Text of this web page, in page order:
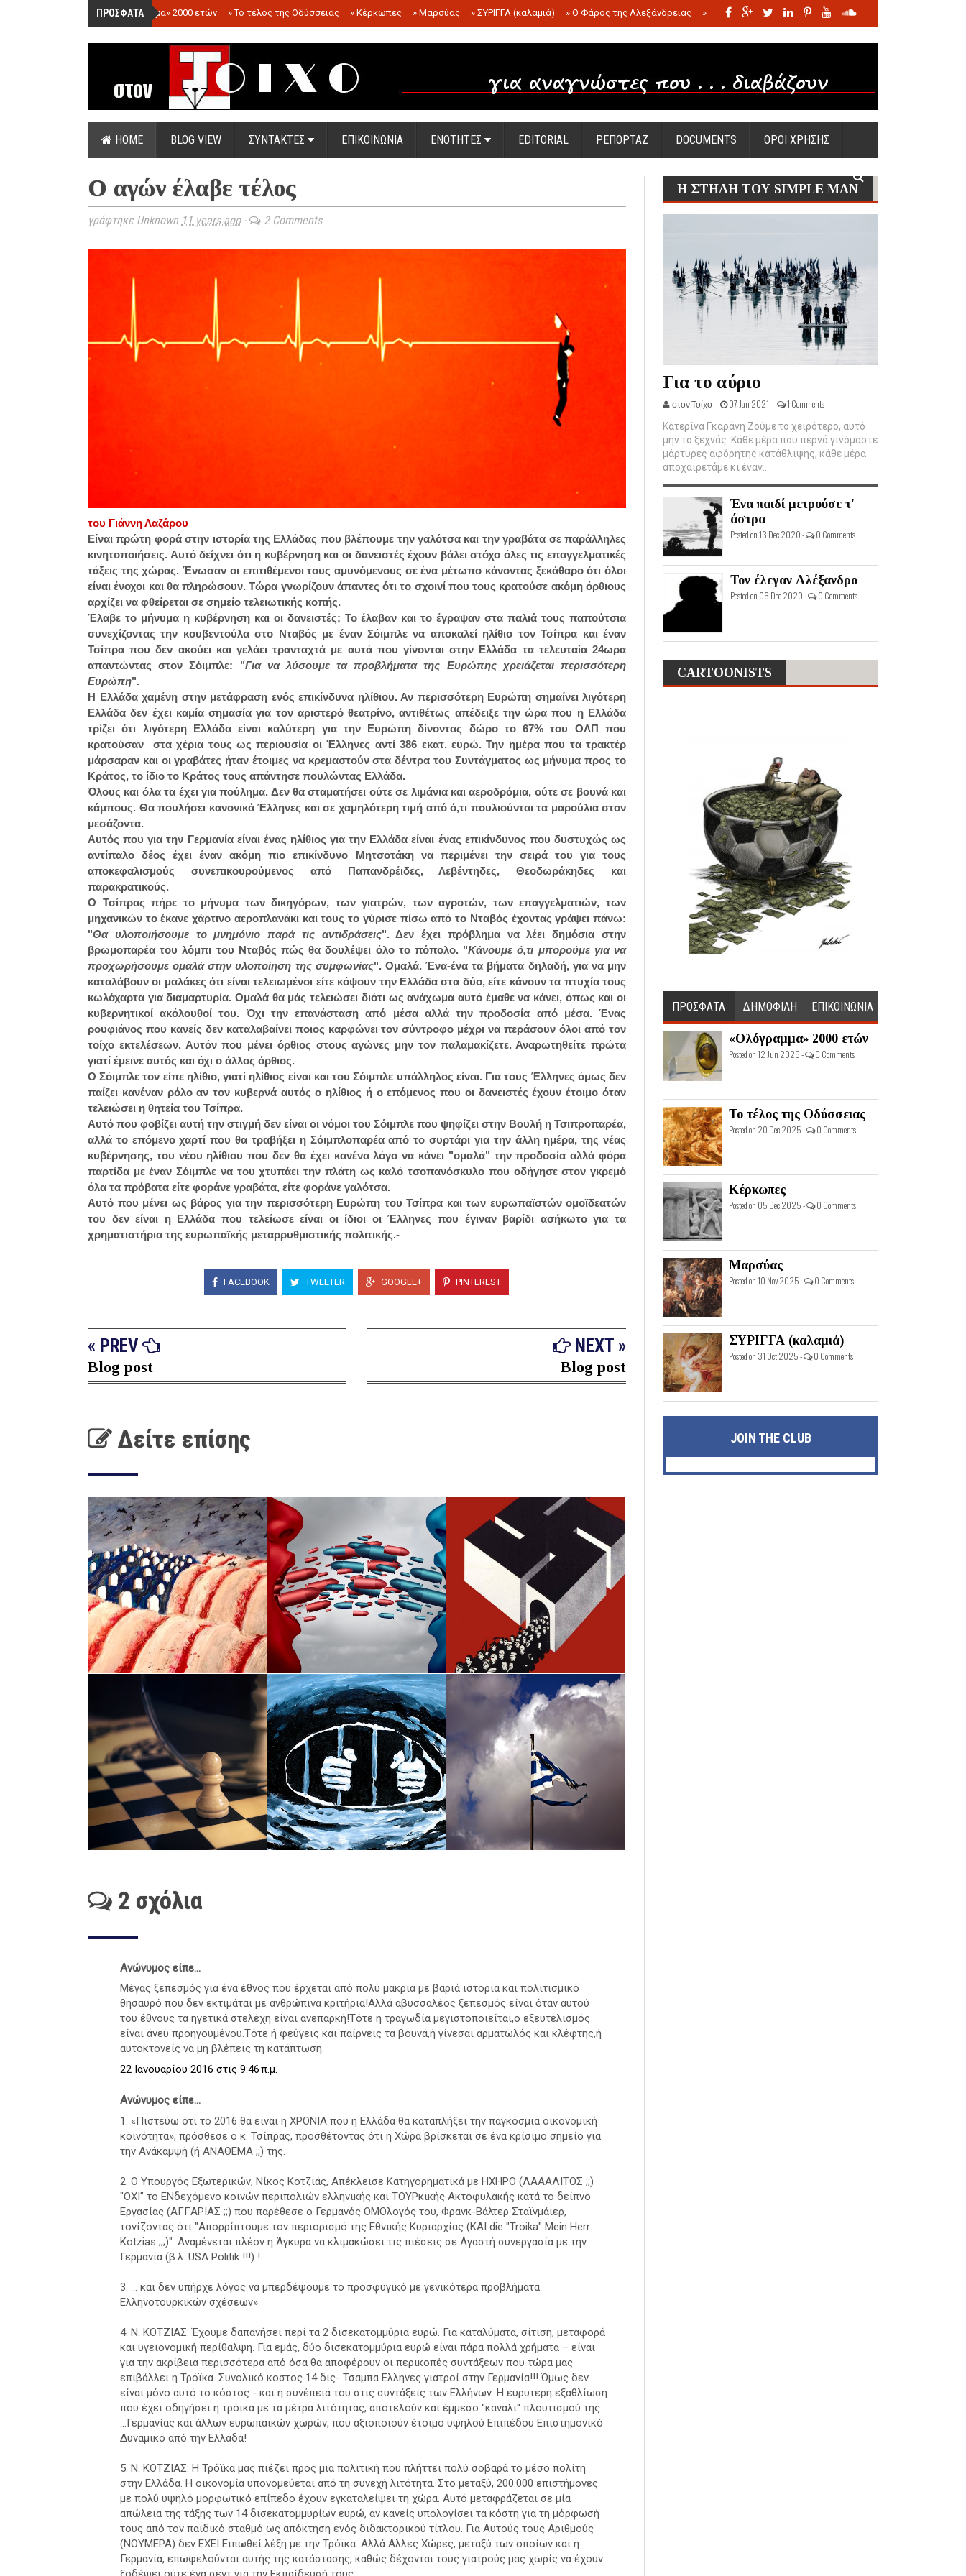
ΠΡΟΣΦΑΤΑ
»«Ολόγραμμα» 2000 ετών »Το τέλος της Οδύσσειας » Κέρκωπες » Μαρσύας » ΣΥΡΙΓΓΑ (καλαμιά) » Ο Φάρος της Αλεξάνδρειας » Η σφαγή των νηπίων της Σάντας
.
HOME BLOG VIEW ΣΥΝΤΑΚΤΕΣ ΕΠΙΚΟΙΝΩΝΙΑ ΕΝΟΤΗΤΕΣ EDITORIAL ΡΕΠΟΡΤΑΖ DOCUMENTS ΟΡΟΙ ΧΡΗΣΗΣ
Ο αγών έλαβε τέλος
γράφτηκε Unknown 11 years ago- 2 Comments
του Γιάννη Λαζάρου
Είναι πρώτη φορά στην ιστορία της Ελλάδας που βλέπουμε την γαλότσα και την γραβάτα σε παράλληλες
κινητοποιήσεις. Αυτό δείχνει ότι η κυβέρνηση και οι δανειστές έχουν βάλει στόχο όλες τις επαγγελματικές
τάξεις της χώρας. Ένωσαν οι επιτιθέμενοι τους αμυνόμενους σε ένα μέτωπο κάνοντας ξεκάθαρο ότι όλοι
είναι ένοχοι και θα πληρώσουν. Τώρα γνωρίζουν άπαντες ότι το σχοινί που τους κρατούσε ακόμη όρθιους
αρχίζει να φθείρεται σε σημείο τελειωτικής κοπής.
Έλαβε το μήνυμα η κυβέρνηση και οι δανειστές; Το έλαβαν και το έγραψαν στα παλιά τους παπούτσια
συνεχίζοντας την κουβεντούλα στο Νταβός με έναν Σόιμπλε να αποκαλεί ηλίθιο τον Τσίπρα και έναν
Τσίπρα που δεν ακούει και γελάει τρανταχτά με αυτά που γίνονται στην Ελλάδα τα τελευταία 24ωρα
απαντώντας στον Σόιμπλε: "Για να λύσουμε τα προβλήματα της Ευρώπης χρειάζεται περισσότερη
Ευρώπη".
Η Ελλάδα χαμένη στην μετάφραση ενός επικίνδυνα ηλίθιου. Αν περισσότερη Ευρώπη σημαίνει λιγότερη
Ελλάδα δεν έχει καμία σημασία για τον αριστερό θεατρίνο, αντιθέτως απέδειξε την ώρα που η Ελλάδα
τρίζει ότι λιγότερη Ελλάδα είναι καλύτερη για την Ευρώπη δίνοντας δώρο το 67% του ΟΛΠ που
κρατούσαν στα χέρια τους ως περιουσία οι Έλληνες αντί 386 εκατ. ευρώ. Την ημέρα που τα τρακτέρ
μάρσαραν και οι γραβάτες ήταν έτοιμες να κρεμαστούν στα δέντρα του Συντάγματος ως μήνυμα προς το
Κράτος, το ίδιο το Κράτος τους απάντησε πουλώντας Ελλάδα.
Όλους και όλα τα έχει για πούλημα. Δεν θα σταματήσει ούτε σε λιμάνια και αεροδρόμια, ούτε σε βουνά και
κάμπους. Θα πουλήσει κανονικά Έλληνες και σε χαμηλότερη τιμή από ό,τι πουλιούνται τα μαρούλια στον
μεσάζοντα.
Αυτός που για την Γερμανία είναι ένας ηλίθιος για την Ελλάδα είναι ένας επικίνδυνος που δυστυχώς ως
αντίπαλο δέος έχει έναν ακόμη πιο επικίνδυνο Μητσοτάκη να περιμένει την σειρά του για τους
αποκεφαλισμούς συνεπικουρούμενος από Παπανδρέιδες, Λεβέντηδες, Θεοδωράκηδες και
παρακρατικούς.
Ο Τσίπρας πήρε το μήνυμα των δικηγόρων, των γιατρών, των αγροτών, των επαγγελματιών, των
μηχανικών το έκανε χάρτινο αεροπλανάκι και τους το γύρισε πίσω από το Νταβός έχοντας γράψει πάνω:
"Θα υλοποιήσουμε το μνημόνιο παρά τις αντιδράσεις". Δεν έχει πρόβλημα να λέει δημόσια στην
βρωμοπαρέα του λόμπι του Νταβός πώς θα δουλέψει όλο το πόπολο. "Κάνουμε ό,τι μπορούμε για να
προχωρήσουμε ομαλά στην υλοποίηση της συμφωνίας". Ομαλά. Ένα-ένα τα βήματα δηλαδή, για να μην
καταλάβουν οι μαλάκες ότι είναι τελειωμένοι είτε κόψουν την Ελλάδα στα δύο, είτε κάνουν τα πτυχία τους
κωλόχαρτα για διαμαρτυρία. Ομαλά θα μάς τελειώσει διότι ως ανάχωμα αυτό έμαθε να κάνει, όπως και οι
κυβερνητικοί ακόλουθοί του. Όχι την επανάσταση από μέσα αλλά την προδοσία από μέσα. Ένας
ρουφιάνος που κανείς δεν καταλαβαίνει ποιος καρφώνει τον σύντροφο μέχρι να περάσουν όλοι από τον
τοίχο εκτελέσεων. Αυτόν που μένει όρθιος στους αγώνες μην τον παλαμακίζετε. Αναρωτηθείτε πρώτα
γιατί έμεινε αυτός και όχι ο άλλος όρθιος.
Ο Σόιμπλε τον είπε ηλίθιο, γιατί ηλίθιος είναι και του Σόιμπλε υπάλληλος είναι. Για τους Έλληνες όμως δεν
παίζει κανέναν ρόλο αν τον κυβερνά αυτός ο ηλίθιος ή ο επόμενος που οι δανειστές έχουν έτοιμο όταν
τελειώσει η θητεία του Τσίπρα.
Αυτό που φοβίζει αυτή την στιγμή δεν είναι οι νόμοι του Σόιμπλε που ψηφίζει στην Βουλή η Τσιπροπαρέα,
αλλά το επόμενο χαρτί που θα τραβήξει η Σόιμπλοπαρέα από το συρτάρι για την άλλη ημέρα, της νέας
κυβέρνησης, του νέου ηλίθιου που δεν θα έχει κανένα λόγο να κάνει "ομαλά" την προδοσία αλλά φόρα
παρτίδα με έναν Σόιμπλε να του χτυπάει την πλάτη ως καλό τσοπανόσκυλο που οδήγησε στον γκρεμό
όλα τα πρόβατα είτε φοράνε γραβάτα, είτε φοράνε γαλότσα.
Αυτό που μένει ως βάρος για την περισσότερη Ευρώπη του Τσίπρα και των ευρωπαϊστών ομοϊδεατών
του δεν είναι η Ελλάδα που τελείωσε είναι οι ίδιοι οι Έλληνες που έγιναν βαρίδι ασήκωτο για τα
χρηματιστήρια της ευρωπαϊκής μεταρρυθμιστικής πολιτικής.-
FACEBOOK TWEETER GOOGLE+ PINTEREST
« PREV
Blog post
NEXT »
Blog post
Δείτε επίσης
2 σχόλια
Ανώνυμος είπε...
Μέγας ξεπεσμός για ένα έθνος που έρχεται από πολύ μακριά με βαριά ιστορία και πολιτισμικό
θησαυρό που δεν εκτιμάται με ανθρώπινα κριτήρια!Αλλά αβυσσαλέος ξεπεσμός είναι όταν αυτού
του έθνους τα ηγετικά στελέχη είναι ανεπαρκή!Τότε η τραγωδία μεγιστοποιείται,ο εξευτελισμός
είναι άνευ προηγουμένου.Τότε ή φεύγεις και παίρνεις τα βουνά,ή γίνεσαι αρματωλός και κλέφτης,ή
αυτοκτονείς να μη βλέπεις τη κατάπτωση.
22 Ιανουαρίου 2016 στις 9:46 π.μ.
Ανώνυμος είπε...
1. «Πιστεύω ότι το 2016 θα είναι η XPONIA που η Ελλάδα θα καταπλήξει την παγκόσμια οικονομική
κοινότητα», πρόσθεσε ο κ. Τσίπρας, προσθέτοντας ότι η Xώρα βρίσκεται σε ένα κρίσιμο σημείο για
την Aνάκαμψή (ή ANAΘEMA ;;) της.
2. Ο Yπουργός Εξωτερικών, Νίκος Κοτζιάς, Aπέκλεισε Kατηγορηματικά με HXHPO (ΛAAAΛITOΣ ;;)
"ΟΧΙ" το ENδεχόμενο κοινών περιπολιών ελληνικής και TOYPκικής Aκτοφυλακής κατά το δείπνο
Eργασίας (AΓΓAPIAΣ ;;) που παρέθεσε ο Γερμανός OMOλογός του, Φρανκ-Βάλτερ Σταϊνμάιερ,
τονίζοντας ότι "Aπορρίπτουμε τον περιορισμό της Eθνικής Kυριαρχίας (KAI die "Troika" Mein Herr
Kotzias ;;;)". Αναμένεται πλέον η Άγκυρα να κλιμακώσει τις πιέσεις σε Aγαστή συνεργασία με την
Γερμανία (β.λ. USA Politik !!!) !
3. ... και δεν υπήρχε λόγος να μπερδέψουμε το προσφυγικό με γενικότερα προβλήματα
Eλληνοτουρκικών σχέσεων»
4. Ν. ΚΟΤΖΙΑΣ: Έχουμε δαπανήσει περί τα 2 δισεκατομμύρια ευρώ. Για καταλύματα, σίτιση, μεταφορά
και υγειονομική περίθαλψη. Για εμάς, δύο δισεκατομμύρια ευρώ είναι πάρα πολλά χρήματα – είναι
για την ακρίβεια περισσότερα από όσα θα αποφέρουν οι περικοπές συντάξεων που τώρα μας
επιβάλλει η Τρόϊκα. Συνολικό κοστος 14 δις- Τσαμπα Ελληνες γιατροί στην Γερμανία!!! Όμως δεν
είναι μόνο αυτό το κόστος - και η συνέπειά του στις συντάξεις των Ελλήνων. Η ευρυτερη εξαθλίωση
που έχει οδηγήσει η τρόικα με τα μέτρα λιτότητας, αποτελούν και έμμεσο ''κανάλι'' πλουτισμού της
...Γερμανίας και άλλων ευρωπαϊκών χωρών, που αξιοποιούν έτοιμο υψηλού Eπιπέδου Eπιστημονικό
Δυναμικό από την Ελλάδα!
5. Ν. ΚΟΤΖΙΑΣ: Η Τρόϊκα μας πιέζει προς μια πολιτική που πλήττει πολύ σοβαρά το μέσο πολίτη
στην Ελλάδα. Η οικονομία υπονομεύεται από τη συνεχή λιτότητα. Στο μεταξύ, 200.000 επιστήμονες
με πολύ υψηλό μορφωτικό επίπεδο έχουν εγκαταλείψει τη χώρα. Αυτό μεταφράζεται σε μία
απώλεια της τάξης των 14 δισεκατομμυρίων ευρώ, αν κανείς υπολογίσει τα κόστη για τη μόρφωσή
τους από τον παιδικό σταθμό ως απόκτηση ενός διδακτορικού τίτλου. Για Aυτούς τους Aριθμούς
(NOYMEPA) δεν EXEI Eιπωθεί λέξη με την Τρόϊκα. Αλλά Aλλες Xώρες, μεταξύ των οποίων και η
Γερμανία, επωφελούνται αυτής της κατάστασης, καθώς δέχονται τους γιατρούς μας χωρίς να έχουν
Η ΣΤΗΛΗ ΤΟΥ SIMPLE MAN
Για το αύριο
στον Τοίχο - 07 Jan 2021 - 1 Comments
Κατερίνα Γκαράνη Ζούμε το χειρότερο, αυτό
μην το ξεχνάς. Κάθε μέρα που περνά γινόμαστε
μάρτυρες αφόρητης κατάθλιψης, κάθε μέρα
αποχαιρετάμε κι έναν...
Ένα παιδί μετρούσε τ'
άστρα
Posted on 13 Dec 2020 - 0 Comments
Τον έλεγαν Αλέξανδρο
Posted on 06 Dec 2020 - 0 Comments
CARTOONISTS
ΠΡΟΣΦΑΤΑ ΔΗΜΟΦΙΛΗ ΕΠΙΚΟΙΝΩΝΙΑ
«Ολόγραμμα» 2000 ετών
Posted on 12 Jun 2026 - 0 Comments
Το τέλος της Οδύσσειας
Posted on 20 Dec 2025 - 0 Comments
Κέρκωπες
Posted on 05 Dec 2025 - 0 Comments
Μαρσύας
Posted on 10 Nov 2025 - 0 Comments
ΣΥΡΙΓΓΑ (καλαμιά)
Posted on 31 Oct 2025 - 0 Comments
JOIN THE CLUB